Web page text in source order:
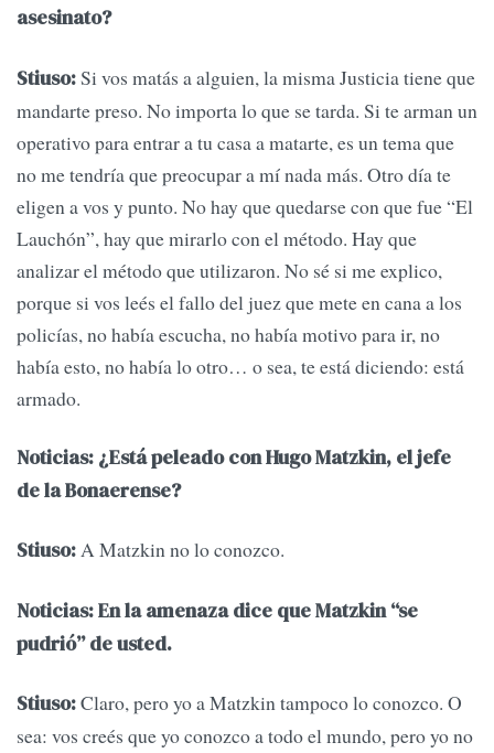
asesinato?
Stiuso:Si vos matás a alguien, la misma Justicia tiene que
mandarte preso. No importa lo que se tarda. Si te arman un
operativo para entrar a tu casa a matarte, es un tema que
no me tendría que preocupar a mí nada más. Otro día te
eligen a vos y punto. No hay que quedarse con que fue “El
Lauchón”, hay que mirarlo con el método. Hay que
analizar el método que utilizaron. No sé si me explico,
porque si vos leés el fallo del juez que mete en cana a los
policías, no había escucha, no había motivo para ir, no
había esto, no había lo otro… o sea, te está diciendo: está
armado.
Noticias: ¿Está peleado con Hugo Matzkin, el jefe
de la Bonaerense?
Stiuso:A Matzkin no lo conozco.
Noticias: En la amenaza dice que Matzkin “se
pudrió” de usted.
Stiuso:Claro, pero yo a Matzkin tampoco lo conozco. O
sea: vos creés que yo conozco a todo el mundo, pero yo no